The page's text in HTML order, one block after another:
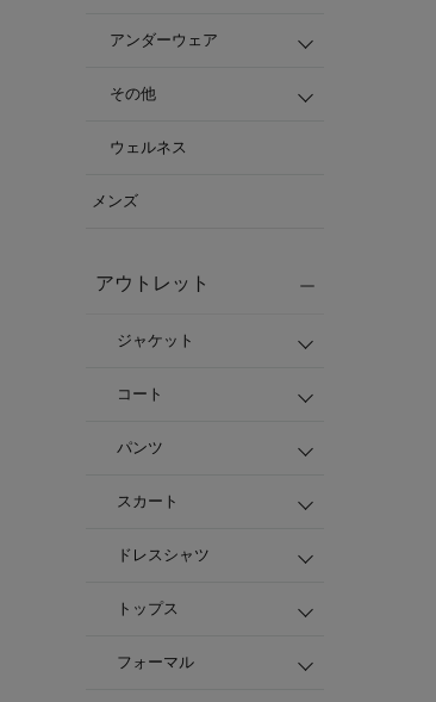
アンダーウェア
その他
ウェルネス
メンズ
アウトレット
ジャケット
コート
パンツ
スカート
ドレスシャツ
トップス
フォーマル